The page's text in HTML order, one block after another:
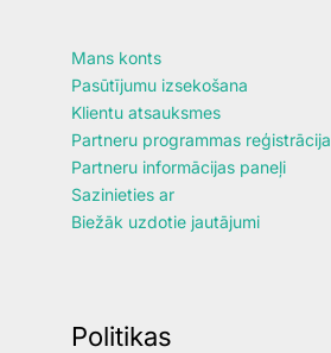
Mans konts
Pasūtījumu izsekošana
Klientu atsauksmes
Partneru programmas reģistrācija
Partneru informācijas paneļi
Sazinieties ar
Biežāk uzdotie jautājumi
Politikas